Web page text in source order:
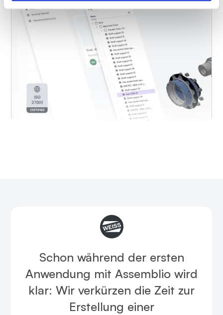
Schon während der ersten
Anwendung mit Assemblio wird
klar: Wir verkürzen die Zeit zur
Erstellung einer